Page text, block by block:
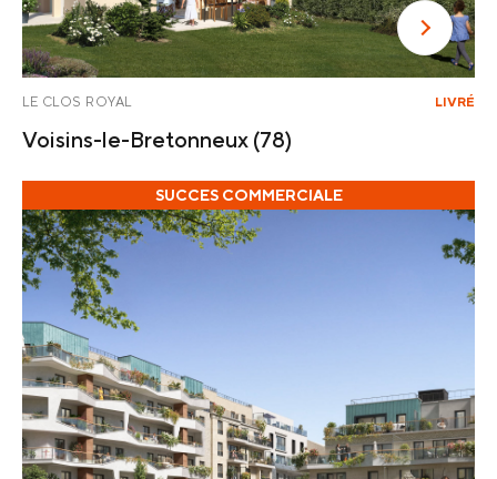
LIVRÉ
LE CLOS ROYAL
Voisins-le-Bretonneux (78)
SUCCES COMMERCIALE